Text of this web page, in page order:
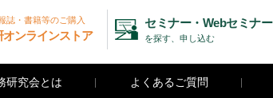
誌・書籍等のご購入
オンラインストア
セミナー・Webセミナー
を探す、申し込む
研究会とは よくあるご質問